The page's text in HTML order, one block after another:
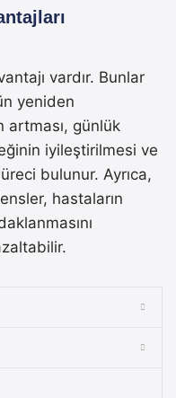
vardır. Bunlar
yeniden
artması, günlük
iyileştirilmesi ve
bulunur. Ayrıca,
hastaların